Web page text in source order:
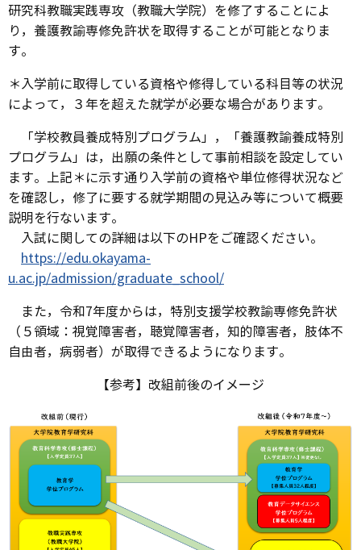
研究科教職実践専攻（教職大学院）を修了することによ
り，養護教諭専修免許状を取得することが可能となりま
す。
＊入学前に取得している資格や修得している科目等の状況
によって，３年を超えた就学が必要な場合があります。
「学校教員養成特別プログラム」，「養護教諭養成特別
プログラム」は，出願の条件として事前相談を設定してい
ます。上記＊に示す通り入学前の資格や単位修得状況など
を確認し，修了に要する就学期間の見込み等について概要
説明を行ないます。
入試に関しての詳細は以下のHPをご確認ください。
https://edu.okayama-
u.ac.jp/admission/graduate_school/
また，令和7年度からは，特別支援学校教諭専修免許状
（５領域：視覚障害者，聴覚障害者，知的障害者，肢体不
自由者，病弱者）が取得できるようになります。
【参考】改組前後のイメージ